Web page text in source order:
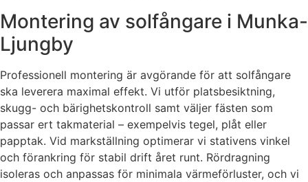
Montering av solfångare i Munka-
Ljungby
Professionell montering är avgörande för att solfångare
ska leverera maximal effekt. Vi utför platsbesiktning,
skugg- och bärighetskontroll samt väljer fästen som
passar ert takmaterial – exempelvis tegel, plåt eller
papptak. Vid markställning optimerar vi stativens vinkel
och förankring för stabil drift året runt. Rördragning
isoleras och anpassas för minimala värmeförluster, och vi